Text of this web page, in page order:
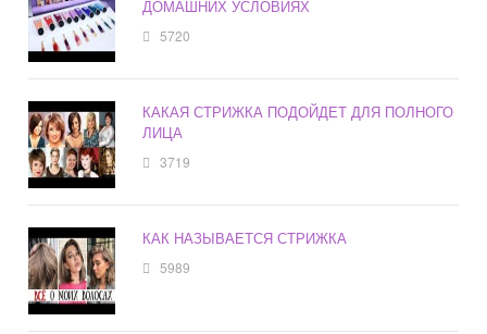
ДОМАШНИХ УСЛОВИЯХ
5720
КАКАЯ СТРИЖКА ПОДОЙДЕТ ДЛЯ ПОЛНОГО
ЛИЦА
3719
КАК НАЗЫВАЕТСЯ СТРИЖКА
5989